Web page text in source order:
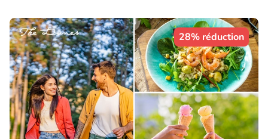
28% réduction